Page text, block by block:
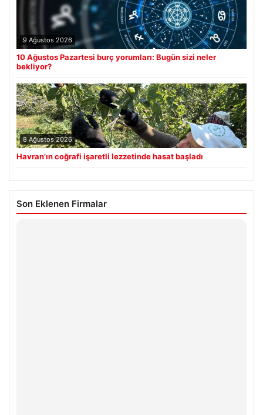
9 Ağustos 2026
10 Ağustos Pazartesi burç yorumları: Bugün sizi neler
bekliyor?
8 Ağustos 2026
Havran’ın coğrafi işaretli lezzetinde hasat başladı
Son Eklenen Firmalar